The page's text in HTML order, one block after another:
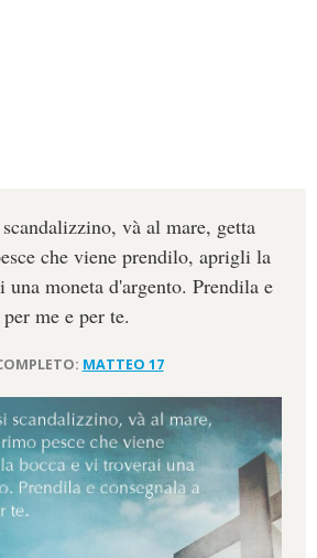
và al mare, getta
che viene prendilo, aprigli la
una moneta d'argento. Prendila e
me e per te.
MATTEO 17